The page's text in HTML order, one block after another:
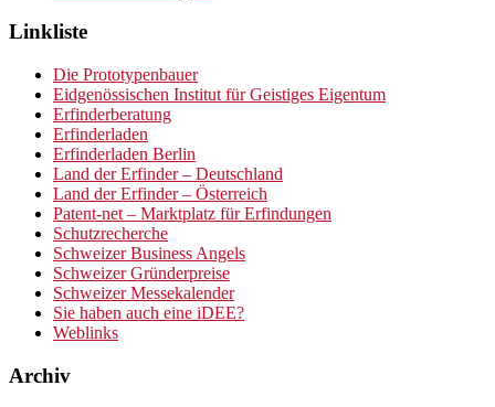
Linkliste
Die Prototypenbauer
Eidgenössischen Institut für Geistiges Eigentum
Erfinderberatung
Erfinderladen
Erfinderladen Berlin
Land der Erfinder – Deutschland
Land der Erfinder – Österreich
Patent-net – Marktplatz für Erfindungen
Schutzrecherche
Schweizer Business Angels
Schweizer Gründerpreise
Schweizer Messekalender
Sie haben auch eine iDEE?
Weblinks
Archiv